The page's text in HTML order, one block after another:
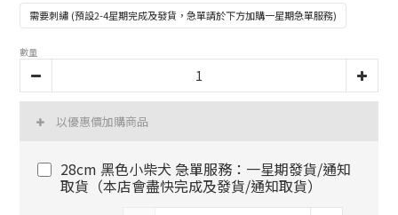
需要刺繡 (預設2-4星期完成及發貨，急單請於下方加購一星期急單服務)
數量
以優惠價加購商品
28cm 黑色小柴犬 急單服務：一星期發貨/通知
取貨（本店會盡快完成及發貨/通知取貨）